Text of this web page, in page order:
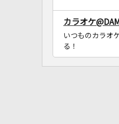
カラオケ@DAM
いつものカラオ
る！